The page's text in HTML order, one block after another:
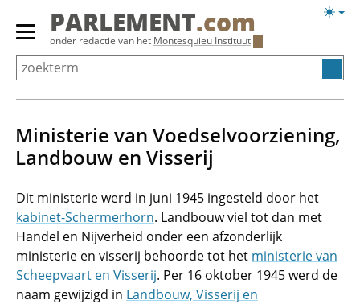
Overslaan
Primair
menu
tonen/verbergen
PARLEMENT.com
onder redactie van het Montesquieu Instituut
Ministerie van Voedselvoorziening,
Landbouw en Visserij
Dit ministerie werd in juni 1945 ingesteld door het
kabinet-Schermerhorn. Landbouw viel tot dan met
Handel en Nijverheid onder een afzonderlijk
ministerie en visserij behoorde tot het ministerie van
Scheepvaart en Visserij. Per 16 oktober 1945 werd de
naam gewijzigd in Landbouw, Visserij en